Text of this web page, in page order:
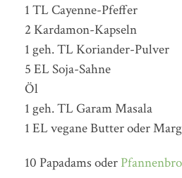
1 TL Cayenne-Pfeffer
2 Kardamon-Kapseln
1 geh. TL Koriander-Pulver
5 EL Soja-Sahne
Öl
1 geh. TL Garam Masala
1 EL vegane Butter oder
10 Papadams oder